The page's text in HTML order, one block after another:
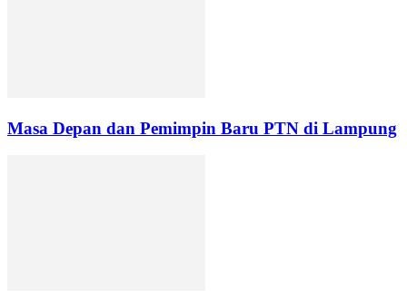
Masa Depan dan Pemimpin Baru PTN di Lampung